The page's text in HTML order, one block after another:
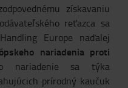
získavaniu
reťazca sa
Europe naďalej
nariadenia proti
nariadenie sa týka
prírodný kaučuk